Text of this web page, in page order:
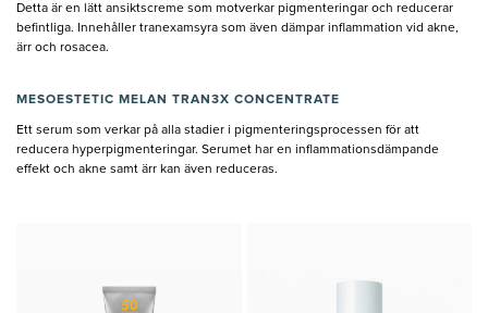
Detta är en lätt ansiktscreme som motverkar pigmenteringar och reducerar
befintliga. Innehåller tranexamsyra som även dämpar inflammation vid akne,
ärr och rosacea.
MESOESTETIC MELAN TRAN3X CONCENTRATE
Ett serum som verkar på alla stadier i pigmenteringsprocessen för att
reducera hyperpigmenteringar. Serumet har en inflammationsdämpande
effekt och akne samt ärr kan även reduceras.